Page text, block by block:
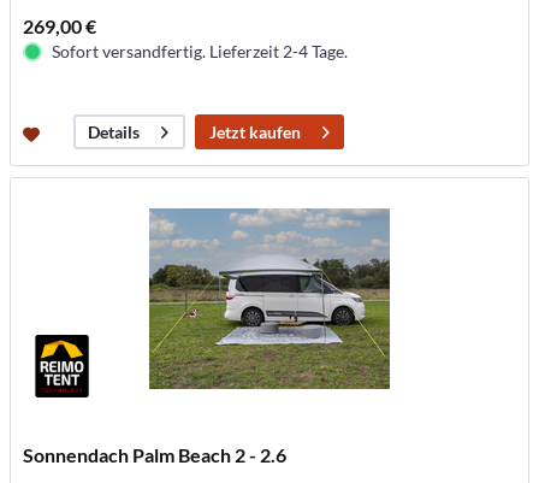
269,00 €
Sofort versandfertig. Lieferzeit 2-4 Tage.
Details Jetzt kaufen
Sonnendach Palm Beach 2 - 2.6